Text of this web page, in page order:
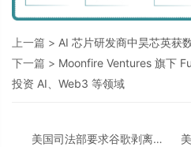
上一篇 > AI 芯片研发商中昊芯英获
下一篇 > Moonfire Ventures 旗下
投资 AI、Web3 等领域
美国司法部要求谷歌剥离